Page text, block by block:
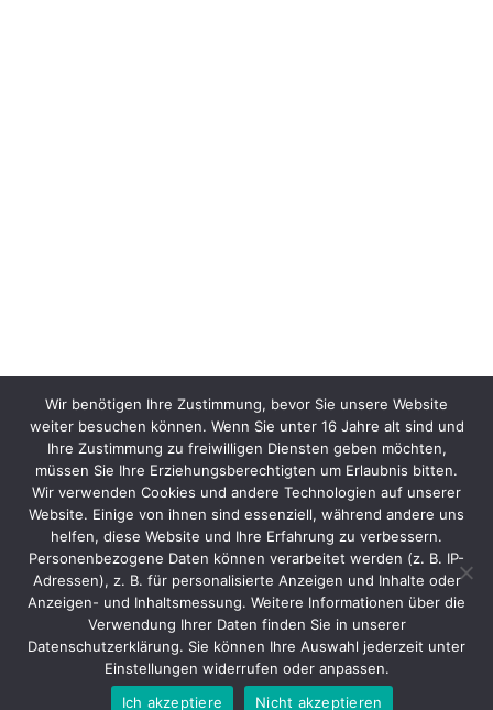
Wir benötigen Ihre Zustimmung, bevor Sie unsere Website
weiter besuchen können. Wenn Sie unter 16 Jahre alt sind und
Ihre Zustimmung zu freiwilligen Diensten geben möchten,
müssen Sie Ihre Erziehungsberechtigten um Erlaubnis bitten.
Wir verwenden Cookies und andere Technologien auf unserer
Website. Einige von ihnen sind essenziell, während andere uns
helfen, diese Website und Ihre Erfahrung zu verbessern.
Personenbezogene Daten können verarbeitet werden (z. B. IP-
Adressen), z. B. für personalisierte Anzeigen und Inhalte oder
Anzeigen- und Inhaltsmessung. Weitere Informationen über die
Verwendung Ihrer Daten finden Sie in unserer
Datenschutzerklärung. Sie können Ihre Auswahl jederzeit unter
Einstellungen widerrufen oder anpassen.
Ich akzeptiere
Nicht akzeptieren